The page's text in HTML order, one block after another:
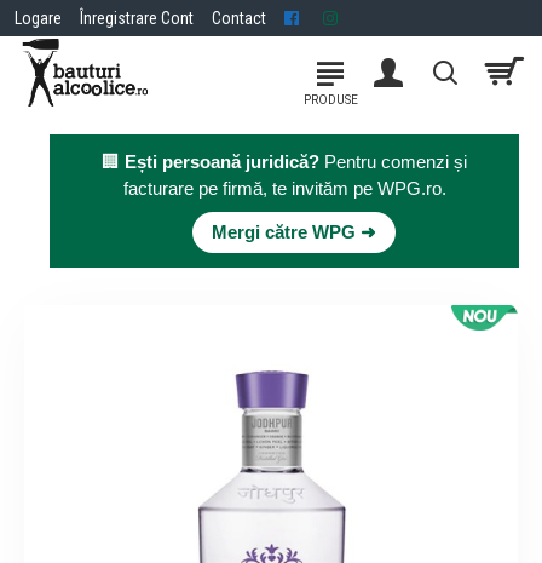
Logare Înregistrare Cont Contact
🏢 Ești persoană juridică? Pentru comenzi și
facturare pe firmă, te invităm pe WPG.ro.
Mergi către WPG ➜